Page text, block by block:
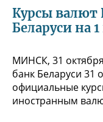
Курсы валют
Беларуси на
МИНСК, 31
банк Беларуси 31
официальные
иностранным